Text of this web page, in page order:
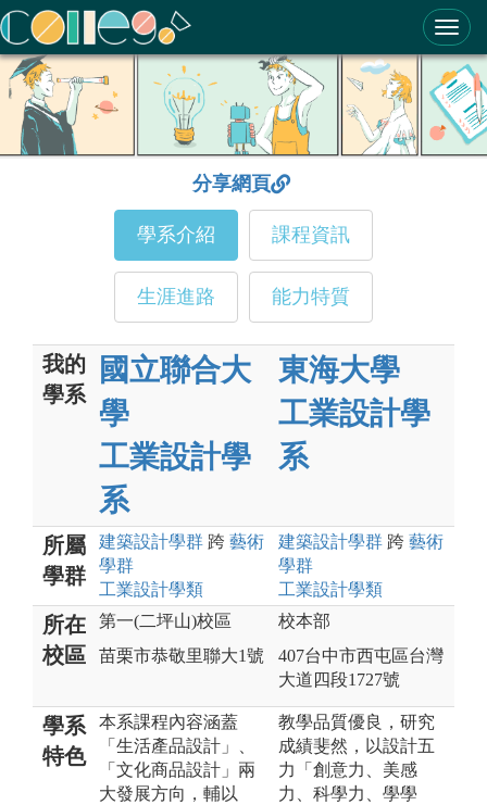
ColleGo! 大學選才與高中育才輔助系統
分享網頁
學系介紹 課程資訊
生涯進路 能力特質
我的
學系
國立聯合大
學
工業設計學
系
東海大學
工業設計學
系
所屬
學群
建築設計學群 跨 藝術
學群
工業設計學類
建築設計學群 跨 藝術
學群
工業設計學類
所在
校區
第一(二坪山)校區
苗栗市恭敬里聯大1號
校本部
407台中市西屯區台灣
大道四段1727號
學系
特色
本系課程內容涵蓋
「生活產品設計」、
「文化商品設計」兩
大發展方向，輔以
教學品質優良，研究
成績斐然，以設計五
力「創意力、美感
力、科學力、學學